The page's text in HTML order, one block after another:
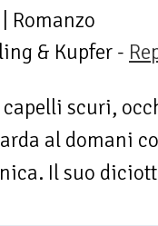
| Romanzo
& Kupfer -
scuri,
al domani
Il suo